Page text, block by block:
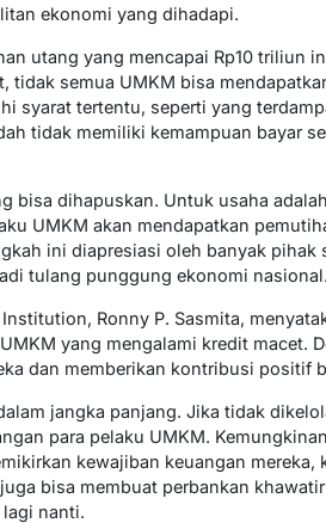
ekonomi yang dihadapi.
utang yang mencapai Rp10 triliun
semua UMKM bisa
syarat tertentu, seperti yang
tidak memiliki kemampuan bayar
bisa dihapuskan. Untuk usaha
UMKM akan mendapatkan
ini diapresiasi oleh banyak pihak
tulang punggung ekonomi nasional.
Ronny P. Sasmita,
yang mengalami kredit macet.
dan memberikan kontribusi positif
jangka panjang. Jika tidak
para pelaku UMKM.
kewajiban keuangan mereka,
bisa membuat perbankan
nanti.